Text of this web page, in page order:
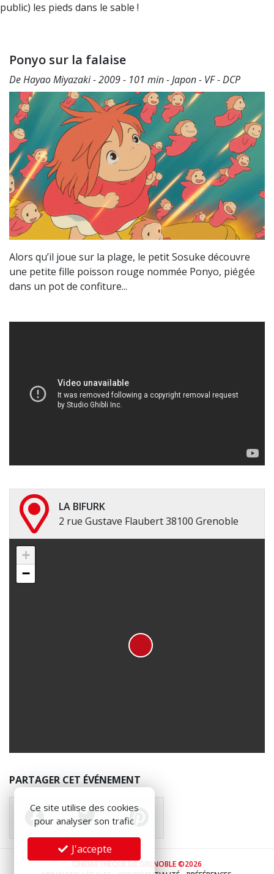
public) les pieds dans le sable !
Ponyo sur la falaise
De Hayao Miyazaki - 2009 - 101 min - Japon - VF - DCP
Alors qu’il joue sur la plage, le petit Sosuke découvre
une petite fille poisson rouge nommée Ponyo, piégée
dans un pot de confiture...
LA BIFURK
2 rue Gustave Flaubert 38100 Grenoble
+
−
PARTAGER CET ÉVÉNEMENT
CINÉMATHÈQUE DE GRENOBLE ©2026
Ce site utilise des cookies
pour analyser son trafic
J'accepte